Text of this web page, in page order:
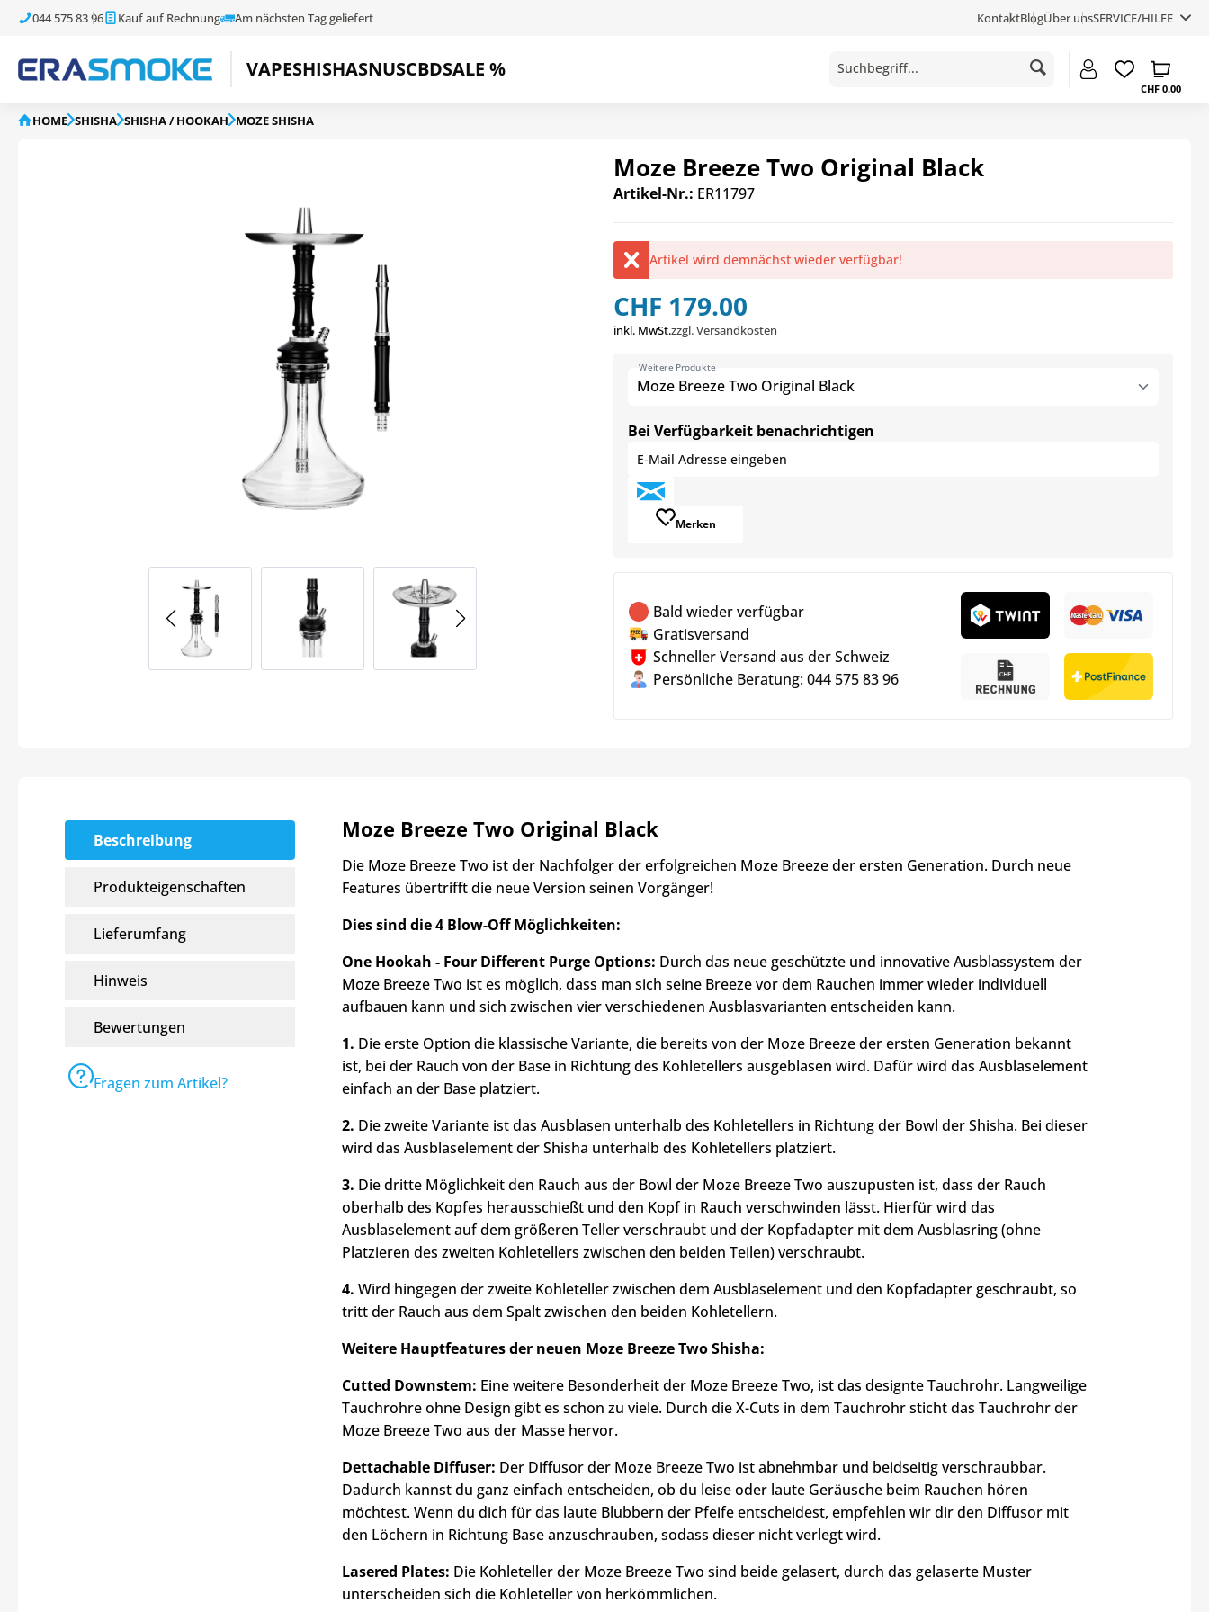
044 575 83 96 Kauf auf Rechnung Am nächsten Tag geliefert KontaktBlogÜber unsSERVICE/HILFE
VAPESHISHASNUSCBDSALE %
CHF 0.00
HOME SHISHA SHISHA / HOOKAH MOZE SHISHA
Moze Breeze Two Original Black
Artikel-Nr.: ER11797
Artikel wird demnächst wieder verfügbar!
CHF 179.00
inkl. MwSt.zzgl. Versandkosten
Moze Breeze Two Original Black
Weitere Produkte
Bei Verfügbarkeit benachrichtigen
Merken
Bald wieder verfügbar
Gratisversand
Schneller Versand aus der Schweiz
Persönliche Beratung: 044 575 83 96
Beschreibung
Produkteigenschaften
Lieferumfang
Hinweis
Bewertungen
Fragen zum Artikel?
Moze Breeze Two Original Black
Die Moze Breeze Two ist der Nachfolger der erfolgreichen Moze Breeze der ersten Generation. Durch neue
Features übertrifft die neue Version seinen Vorgänger!
Dies sind die 4 Blow-Off Möglichkeiten:
One Hookah - Four Different Purge Options: Durch das neue geschützte und innovative Ausblassystem der
Moze Breeze Two ist es möglich, dass man sich seine Breeze vor dem Rauchen immer wieder individuell
aufbauen kann und sich zwischen vier verschiedenen Ausblasvarianten entscheiden kann.
1. Die erste Option die klassische Variante, die bereits von der Moze Breeze der ersten Generation bekannt
ist, bei der Rauch von der Base in Richtung des Kohletellers ausgeblasen wird. Dafür wird das Ausblaselement
einfach an der Base platziert.
2. Die zweite Variante ist das Ausblasen unterhalb des Kohletellers in Richtung der Bowl der Shisha. Bei dieser
wird das Ausblaselement der Shisha unterhalb des Kohletellers platziert.
3. Die dritte Möglichkeit den Rauch aus der Bowl der Moze Breeze Two auszupusten ist, dass der Rauch
oberhalb des Kopfes herausschießt und den Kopf in Rauch verschwinden lässt. Hierfür wird das
Ausblaselement auf dem größeren Teller verschraubt und der Kopfadapter mit dem Ausblasring (ohne
Platzieren des zweiten Kohletellers zwischen den beiden Teilen) verschraubt.
4. Wird hingegen der zweite Kohleteller zwischen dem Ausblaselement und den Kopfadapter geschraubt, so
tritt der Rauch aus dem Spalt zwischen den beiden Kohletellern.
Weitere Hauptfeatures der neuen Moze Breeze Two Shisha:
Cutted Downstem: Eine weitere Besonderheit der Moze Breeze Two, ist das designte Tauchrohr. Langweilige
Tauchrohre ohne Design gibt es schon zu viele. Durch die X-Cuts in dem Tauchrohr sticht das Tauchrohr der
Moze Breeze Two aus der Masse hervor.
Dettachable Diffuser: Der Diffusor der Moze Breeze Two ist abnehmbar und beidseitig verschraubbar.
Dadurch kannst du ganz einfach entscheiden, ob du leise oder laute Geräusche beim Rauchen hören
möchtest. Wenn du dich für das laute Blubbern der Pfeife entscheidest, empfehlen wir dir den Diffusor mit
den Löchern in Richtung Base anzuschrauben, sodass dieser nicht verlegt wird.
Lasered Plates: Die Kohleteller der Moze Breeze Two sind beide gelasert, durch das gelaserte Muster
unterscheiden sich die Kohleteller von herkömmlichen.